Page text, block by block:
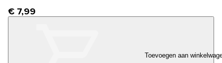
€ 7,99
Toevoegen aan